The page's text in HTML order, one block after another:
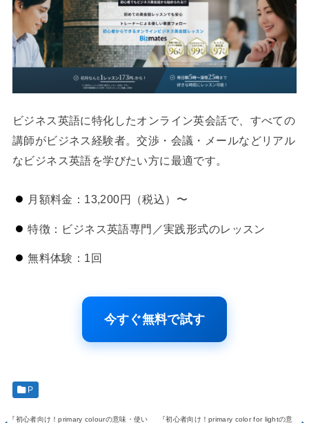
ビジネス英語に特化したオンライン英会話で、すべての
講師がビジネス経験者。交渉・会議・メールなどリアル
なビジネス英語を学びたい方に最適です。
月額料金：13,200円（税込）〜
特徴：ビジネス英語専門／実践形式のレッスン
無料体験：1回
今すぐ無料で試す
P
『初心者向け！primary colourの意味・使い 『初心者向け！primary color for lightの意